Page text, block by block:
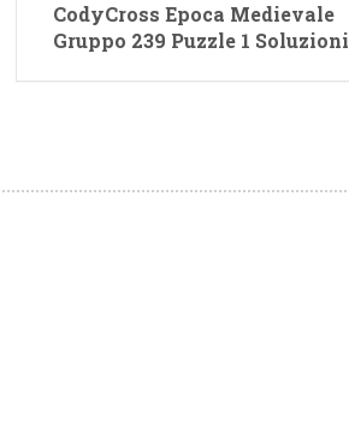
CodyCross Epoca Medievale
Gruppo 239 Puzzle 1 Soluzioni